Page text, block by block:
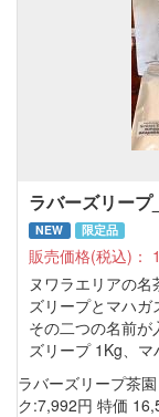
ラバーズリー
NEW 限定品
販売価格(税込)：
ヌワラエリアの
ズリープとマハガ
その二つの名前
ズリープ 1Kg、マ
ラバーズリープ茶
ク:7,992円 特価